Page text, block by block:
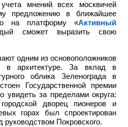
мнений всех москвичей
предложению в ближайшее
на платформу «Активный
сможет выразить свою
одним из основоположников
в архитектуре. За вклад в
облика Зеленограда в
Государственной премии
за пределами округа:
дворец пионеров и
горах был спроектирован
руководством Покровского.